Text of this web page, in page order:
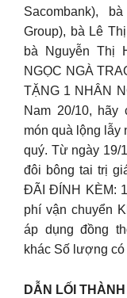
Sacombank),
Group), bà Lê
bà Nguyễn Thị
NGỌC NGÀ
TẶNG 1 NHÂN
Nam 20/10, hãy
món quà lộng lẫy
quý. Từ ngày 19/
đôi bông tai trị
ĐÃI ĐÍNH KÈM:
phí vận chuyển
áp dụng đồng
khác Số lượng có
DẪN LỐI